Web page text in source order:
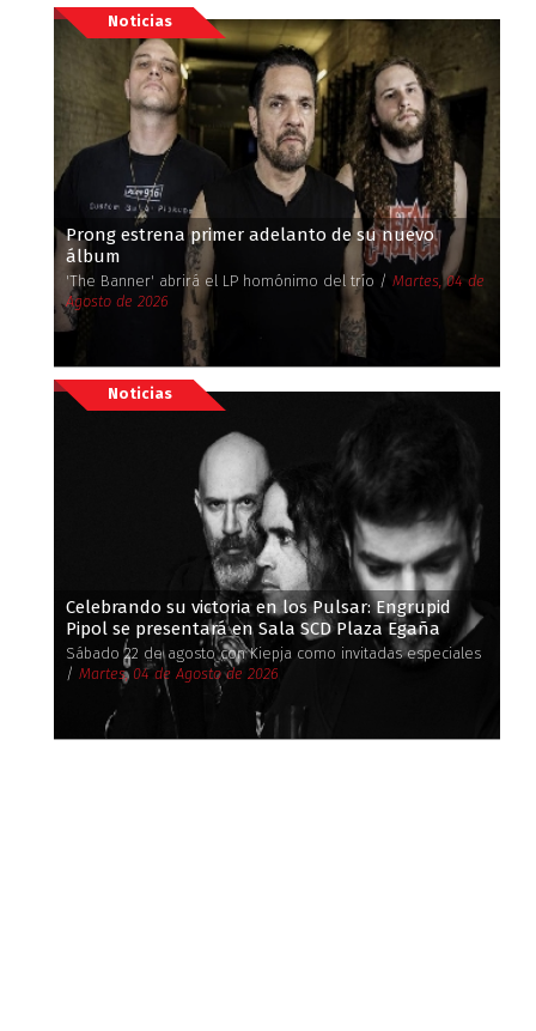
Noticias
Prong estrena primer adelanto de su nuevo
álbum
'The Banner' abrirá el LP homónimo del trío / Martes, 04 de
Agosto de 2026
Noticias
Celebrando su victoria en los Pulsar: Engrupid
Pipol se presentará en Sala SCD Plaza Egaña
Sábado 22 de agosto con Kiepja como invitadas especiales
/ Martes, 04 de Agosto de 2026